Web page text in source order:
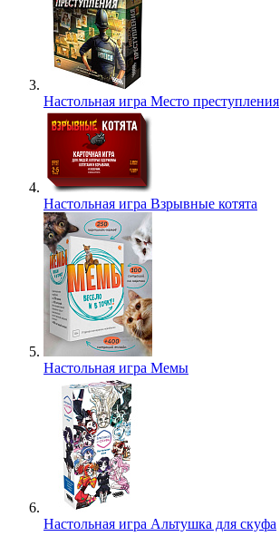
Настольная игра Место преступления
Настольная игра Взрывные котята
Настольная игра Мемы
Настольная игра Альтушка для скуфа